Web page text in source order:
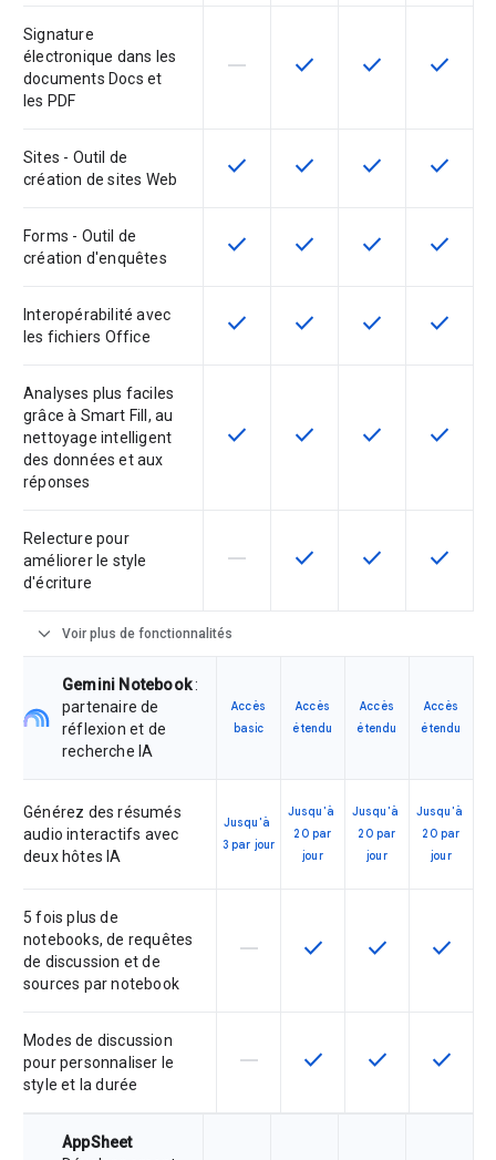
Signature
électronique dans les
documents Docs et
les PDF
Cette fonctionnalité n'est pas
horizontal_rule Cette fonctionnalité est
check Cette
check Cette
check
Sites - Outil de
création de sites Web
Cette fonctionnalité est disponible
check Cette fonctionnalité est
check Cette
check Cette
check
Forms - Outil de
création d'enquêtes
Cette fonctionnalité est disponible
check Cette fonctionnalité est
check Cette
check Cette
check
Interopérabilité avec
les fichiers Office
Cette fonctionnalité est disponible
check Cette fonctionnalité est
check Cette
check Cette
check
Analyses plus faciles
grâce à Smart Fill, au
nettoyage intelligent
des données et aux
réponses
Cette fonctionnalité est disponible
check Cette fonctionnalité est
check Cette
check Cette
check
Relecture pour
améliorer le style
d'écriture
Cette fonctionnalité n'est pas
horizontal_rule Cette fonctionnalité est
check Cette
check Cette
check
expand_more Voir plus de fonctionnalités
Gemini Notebook:
partenaire de
réflexion et de
recherche IA
Accès
basic
Accès
étendu
Accès
étendu
Accès
étendu
Générez des résumés
audio interactifs avec
deux hôtes IA
Jusqu'à
3 par jour
Jusqu'à
20 par
jour
Jusqu'à
20 par
jour
Jusqu'à
20 par
jour
5 fois plus de
notebooks, de requêtes
de discussion et de
sources par notebook
Cette fonctionnalité n'est pas
horizontal_rule Cette fonctionnalité est
check Cette
check Cette
check
Modes de discussion
pour personnaliser le
style et la durée
Cette fonctionnalité n'est pas
horizontal_rule Cette fonctionnalité est
check Cette
check Cette
check
AppSheet